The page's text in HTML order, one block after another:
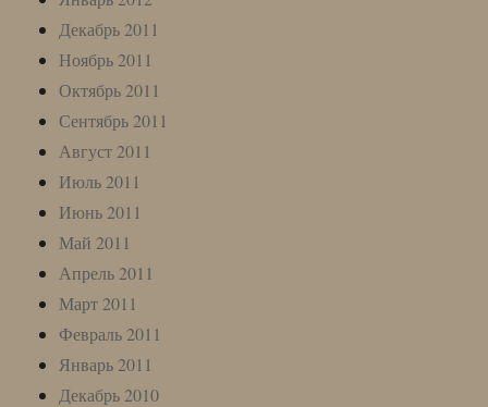
Декабрь 2011
Ноябрь 2011
Октябрь 2011
Сентябрь 2011
Август 2011
Июль 2011
Июнь 2011
Май 2011
Апрель 2011
Март 2011
Февраль 2011
Январь 2011
Декабрь 2010